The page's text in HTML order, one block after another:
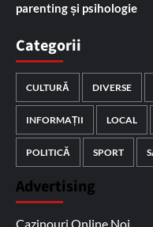
parenting și psihologie
Categorii
CULTURĂ DIVERSE
INFORMAȚII LOCAL
POLITICĂ SPORT
Advertising
Cazinouri Online Noi